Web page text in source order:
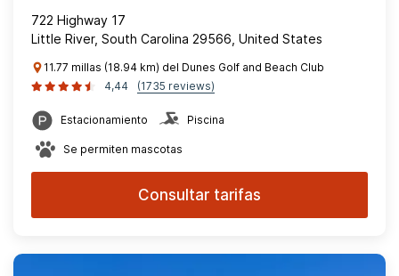
722 Highway 17
Little River, South Carolina 29566, United States
11.77 millas (18.94 km) del Dunes Golf and Beach Club
4,44
(1735 reviews)
Estacionamiento Piscina
Se permiten mascotas
Consultar tarifas